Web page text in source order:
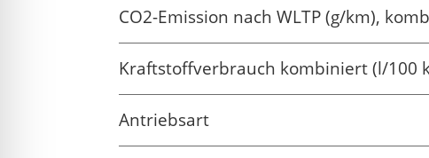
CO2-Emission nach WLTP (g/km),
Kraftstoffverbrauch kombiniert (l/100
Antriebsart